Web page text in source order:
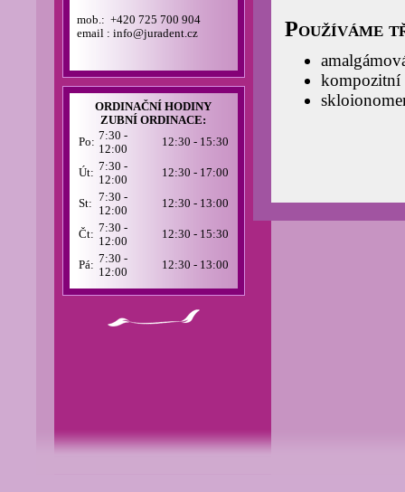
mob.: +420 725 700 904
email : info@juradent.cz
ORDINAČNÍ HODINY
ZUBNÍ ORDINACE:
Po: 7:30 -
12:00
12:30 - 15:30
Út: 7:30 -
12:00
12:30 - 17:00
St: 7:30 -
12:00
12:30 - 13:00
Čt: 7:30 -
12:00
12:30 - 15:30
Pá: 7:30 -
12:00
12:30 - 13:00
Používáme